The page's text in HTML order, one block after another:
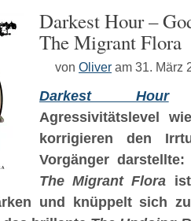
Darkest Hour –
The Migrant Flora
von Oliver am 31. März
Darkest Hour
Agressivitätslevel
korrigieren den
Vorgänger darstellte:
The Migrant Flora
und knüppelt sich